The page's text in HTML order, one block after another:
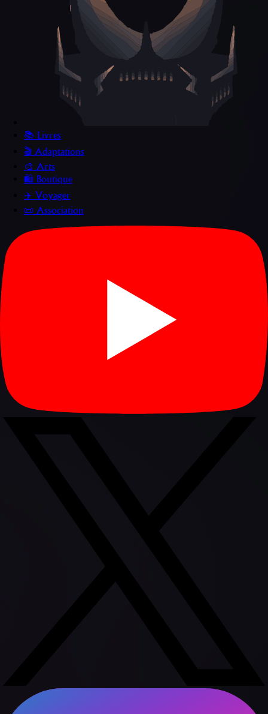
📚 Livres
🎬 Adaptations
🎨 Arts
🛍️ Boutique
✈️ Voyager
📜 Association